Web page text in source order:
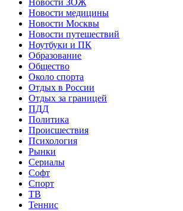
Новости медицины
Новости Москвы
Новости путешествий
Ноутбуки и ПК
Образование
Общество
Около спорта
Отдых в России
Отдых за границей
ПДД
Политика
Происшествия
Психология
Рынки
Сериалы
Софт
Спорт
ТВ
Теннис